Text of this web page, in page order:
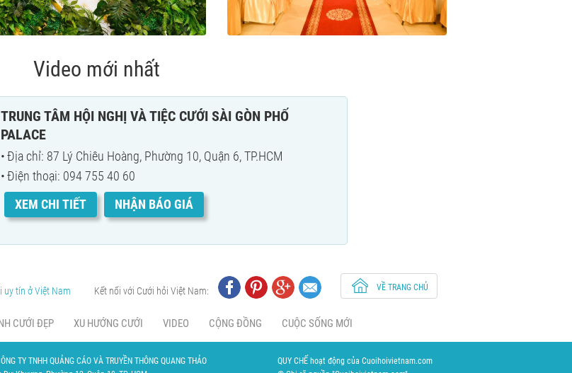
Video mới nhất
TRUNG TÂM HỘI NGHỊ VÀ TIỆC CƯỚI SÀI GÒN PHỐ
PALACE
Địa chỉ: 87 Lý Chiêu Hoàng, Phường 10, Quận 6, TP.HCM
Điện thoại: 094 755 40 60
XEM CHI TIẾT
NHẬN BÁO GIÁ
uy tín ở Việt Nam Kết nối với Cưới hỏi Việt Nam: VỀ TRANG CHỦ
CƯỚI ĐẸP XU HƯỚNG CƯỚI VIDEO CỘNG ĐỒNG CUỘC SỐNG MỚI
TY TNHH QUẢNG CÁO VÀ TRUYỀN THÔNG QUANG THẢO
QUY CHẾ hoạt động của Cuoihoivietnam.com